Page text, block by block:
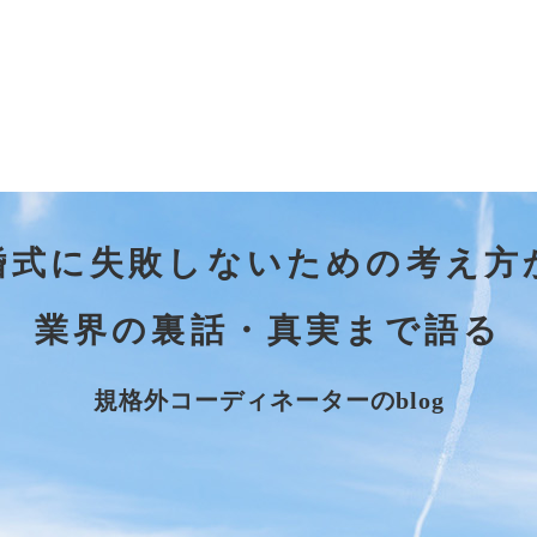
式に失敗しないための考え方
業界の裏話・真実まで語る
規格外コーディネーターのblog